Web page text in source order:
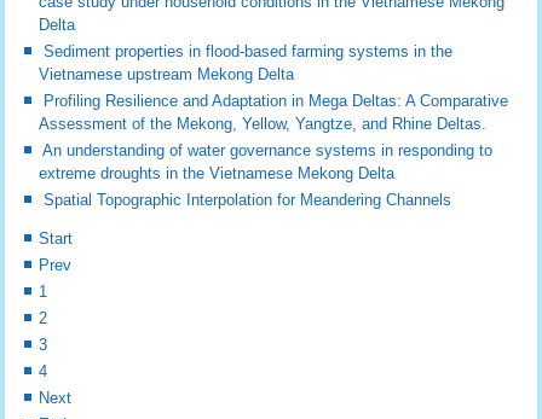
Delta
Sediment properties in flood-based farming systems in the
Vietnamese upstream Mekong Delta
Profiling Resilience and Adaptation in Mega Deltas: A Comparative
Assessment of the Mekong, Yellow, Yangtze, and Rhine Deltas.
An understanding of water governance systems in responding to
extreme droughts in the Vietnamese Mekong Delta
Spatial Topographic Interpolation for Meandering Channels
Start
Prev
1
2
3
4
Next